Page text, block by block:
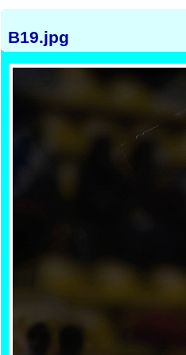
B19.jpg